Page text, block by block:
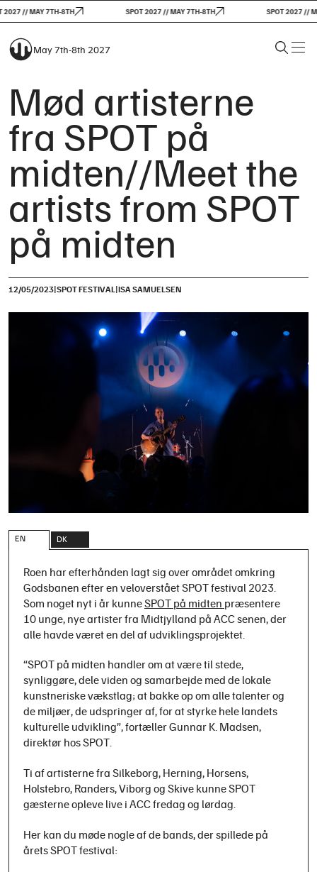
// MAY 7TH-8TH SPOT 2027 // MAY 7TH-8TH SPOT 2027 //
May 7th-8th 2027
Mød artisterne
fra SPOT på
midten//Meet the
artists from SPOT
på midten
12/05/2023|SPOT FESTIVAL|ISA SAMUELSEN
EN DK
Roen har efterhånden lagt sig over området omkring
Godsbanen efter en veloverstået SPOT festival 2023.
Som noget nyt i år kunneSPOT på midten præsentere
10 unge, nye artister fra Midtjylland på ACC senen, der
alle havde været en del af udviklingsprojektet.
“SPOT på midten handler om at være til stede,
synliggøre, dele viden og samarbejde med de lokale
kunstneriske vækstlag; at bakke op om alle talenter og
de miljøer, de udspringer af, for at styrke hele landets
kulturelle udvikling”, fortæller Gunnar K. Madsen,
direktør hos SPOT.
Ti af artisterne fra Silkeborg, Herning, Horsens,
Holstebro, Randers, Viborg og Skive kunne SPOT
gæsterne opleve live i ACC fredag og lørdag.
Her kan du møde nogle af de bands, der spillede på
årets SPOT festival: